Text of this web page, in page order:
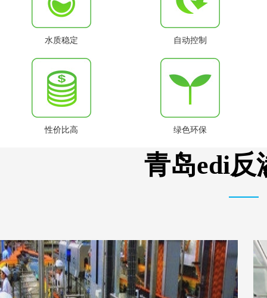
水质稳定 自动控制
性价比高 绿色环保
青岛edi反